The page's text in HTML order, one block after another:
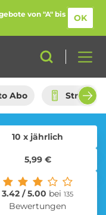
von "A" bis
OK
Abo
Auto Abo
10 x jährlich
5,99 €
3.42 / 5.00 bei 135
Bewertungen